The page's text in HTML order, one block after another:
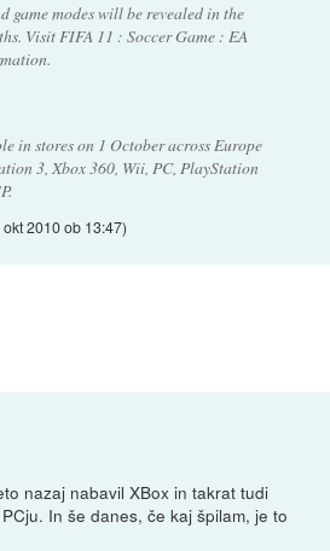
game modes will be revealed in the
Visit FIFA 11 : Soccer Game : EA
in stores on 1 October across Europe
3, Xbox 360, Wii, PC, PlayStation
okt 2010 ob 13:47)
nazaj nabavil XBox in takrat tudi
In še danes, če kaj špilam, je to